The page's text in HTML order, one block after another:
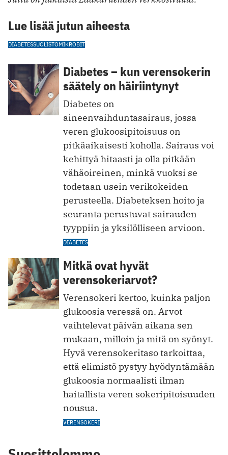
Lue lisää jutun aiheesta
DIABETESSUOLISTOMIKROBIT
Diabetes – kun verensokerin
säätely on häiriintynyt
Diabetes on
aineenvaihduntasairaus, jossa
veren glukoosipitoisuus on
pitkäaikaisesti koholla. Sairaus voi
kehittyä hitaasti ja olla pitkään
vähäoireinen, minkä vuoksi se
todetaan usein verikokeiden
perusteella. Diabeteksen hoito ja
seuranta perustuvat sairauden
tyyppiin ja yksilölliseen arvioon.
DIABETES
Mitkä ovat hyvät
verensokeriarvot?
Verensokeri kertoo, kuinka paljon
glukoosia veressä on. Arvot
vaihtelevat päivän aikana sen
mukaan, milloin ja mitä on syönyt.
Hyvä verensokeritaso tarkoittaa,
että elimistö pystyy hyödyntämään
glukoosia normaalisti ilman
haitallista veren sokeripitoisuuden
nousua.
VERENSOKERI